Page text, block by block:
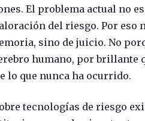
El problema actual no
del riesgo. Por
sino de juicio. No
humano, por brillante
lo que nunca ha ocurrido.
tecnologías de riesgo